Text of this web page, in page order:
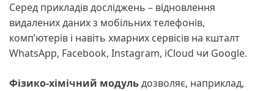
Серед прикладів досліджень – відновлення
видалених даних з мобільних телефонів,
комп’ютерів і навіть хмарних сервісів на кшталт
WhatsApp, Facebook, Instagram, iCloud чи Google.
Фізико-хімічний модульдозволяє, наприклад,